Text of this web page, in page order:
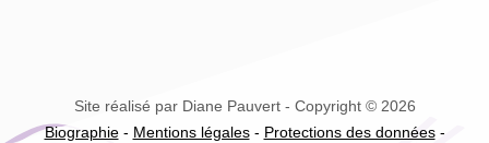
Site réalisé par Diane Pauvert - Copyright © 2026
Biographie- Mentions légales- Protections des données-